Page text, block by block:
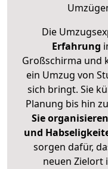
Die
Erfahrung
Großschirma und
ein Umzug von
sich bringt. Sie
Planung bis hin
Sie
und
sorgen dafür,
neuen Zielort